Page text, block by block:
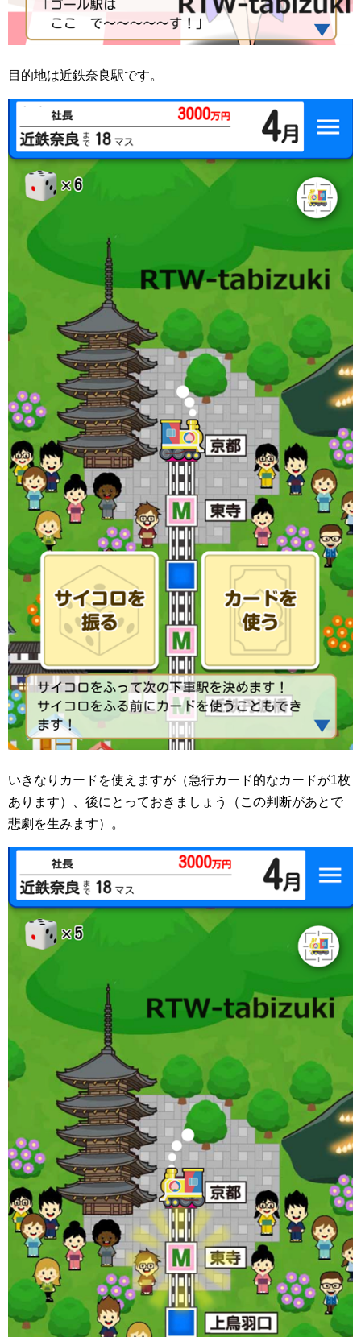
目的地は近鉄奈良駅です。
いきなりカードを使えますが（急行カード的なカードが1枚
あります）、後にとっておきましょう（この判断があとで
悲劇を生みます）。